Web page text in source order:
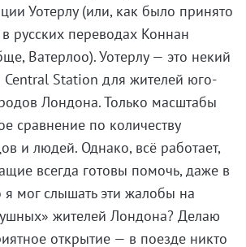
Уотерлу (или, как было принято
русских переводах Коннан
Ватерлоо). Уотерлу — это некий
Station для жителей юго-
Лондона. Только масштабы
сравнение по количеству
и людей. Однако, всё работает,
всегда готовы помочь, даже в
я мог слышать эти жалобы на
жителей Лондона? Делаю
открытие — в поезде никто